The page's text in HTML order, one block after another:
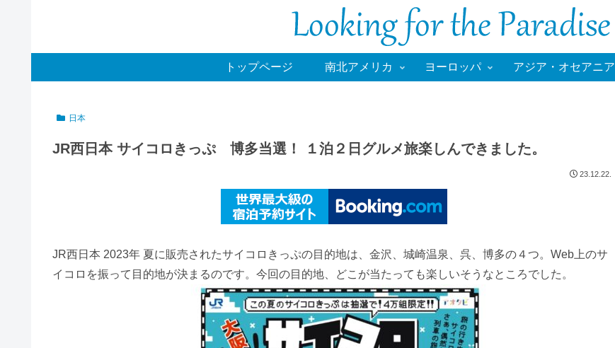
トップページ 南北アメリカ ヨーロッパ アジア・オセアニア
日本
JR西日本 サイコロきっぷ 博多当選！ １泊２日グルメ旅楽しんできました。
23.12.22.
JR西日本 2023年 夏に販売されたサイコロきっぷの目的地は、金沢、城崎温泉、呉、博多の４つ。Web上のサ
イコロを振って目的地が決まるのです。今回の目的地、どこが当たっても楽しいそうなところでした。